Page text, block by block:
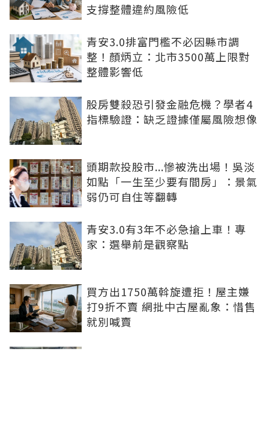
支撐整體違約風險低
青安3.0排富門檻不必因縣市調
整！顏炳立：北市3500萬上限對
整體影響低
股房雙殺恐引發金融危機？學者4
指標驗證：缺乏證據僅屬風險想像
頭期款投股市...慘被洗出場！吳淡
如點「一生至少要有間房」：景氣
弱仍可自住等翻轉
青安3.0有3年不必急搶上車！專
家：選舉前是觀察點
買方出1750萬斡旋遭拒！屋主嫌
打9折不賣 網批中古屋亂象：惜售
就別喊賣